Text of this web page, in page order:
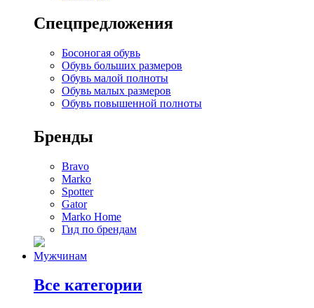
Спецпредложения
Босоногая обувь
Обувь больших размеров
Обувь малой полноты
Обувь малых размеров
Обувь повышенной полноты
Бренды
Bravo
Marko
Spotter
Gator
Marko Home
Гид по брендам
Мужчинам
Все категории